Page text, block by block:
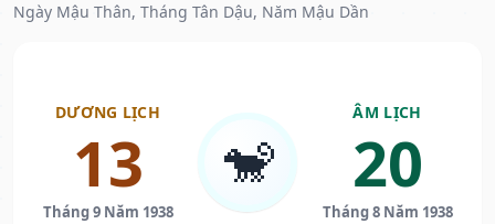
Ngày Mậu Thân, Tháng Tân Dậu, Năm Mậu Dần
DƯƠNG LỊCH
13
Tháng 9 Năm 1938
🐒
ÂM LỊCH
20
Tháng 8 Năm 1938